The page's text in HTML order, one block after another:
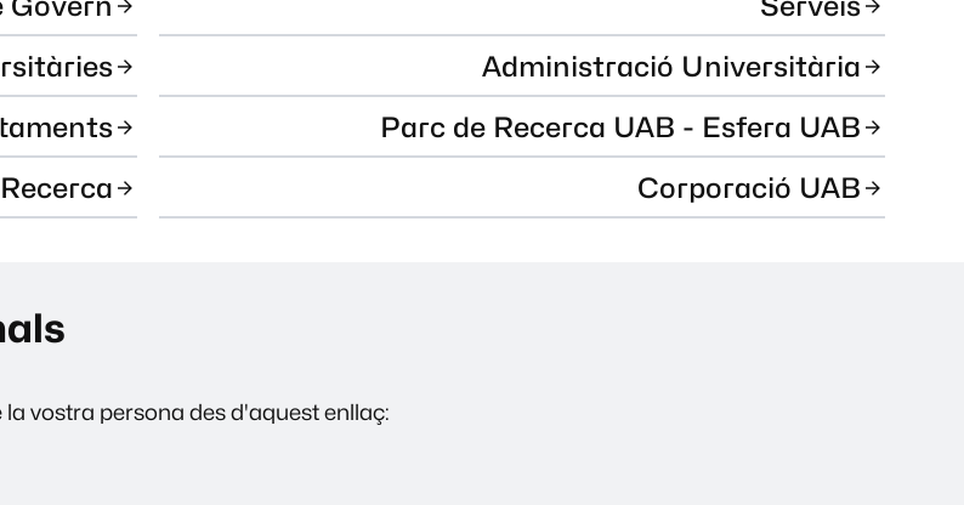
Administració Universitària
Parc de Recerca UAB - Esfera UAB
Corporació UAB
vostra persona des d'aquest enllaç: